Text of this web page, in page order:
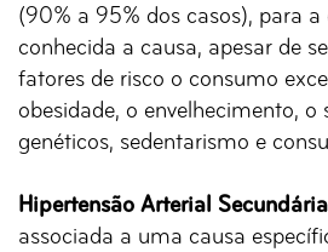
(90% a 95% dos casos), para a
conhecida a causa, apesar de
fatores de risco o consumo
obesidade, o envelhecimento, o
genéticos, sedentarismo e
Hipertensão Arterial Secundária
associada a uma causa